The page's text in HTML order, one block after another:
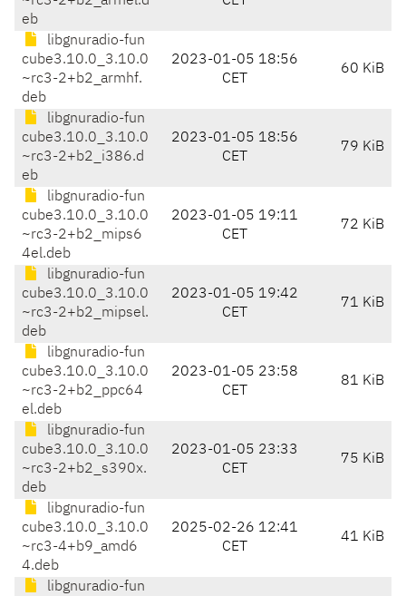
eb
libgnuradio-fun
cube3.10.0_3.10.0
~rc3-2+b2_armhf.
deb
2023-01-05 18:56
CET
60 KiB
libgnuradio-fun
cube3.10.0_3.10.0
~rc3-2+b2_i386.d
eb
2023-01-05 18:56
CET
79 KiB
libgnuradio-fun
cube3.10.0_3.10.0
~rc3-2+b2_mips6
4el.deb
2023-01-05 19:11
CET
72 KiB
libgnuradio-fun
cube3.10.0_3.10.0
~rc3-2+b2_mipsel.
deb
2023-01-05 19:42
CET
71 KiB
libgnuradio-fun
cube3.10.0_3.10.0
~rc3-2+b2_ppc64
el.deb
2023-01-05 23:58
CET
81 KiB
libgnuradio-fun
cube3.10.0_3.10.0
~rc3-2+b2_s390x.
deb
2023-01-05 23:33
CET
75 KiB
libgnuradio-fun
cube3.10.0_3.10.0
~rc3-4+b9_amd6
4.deb
2025-02-26 12:41
CET
41 KiB
libgnuradio-fun